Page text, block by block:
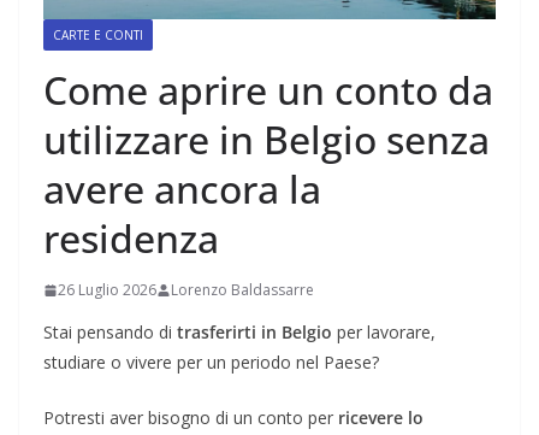
CARTE E CONTI
Come aprire un conto da
utilizzare in Belgio senza
avere ancora la
residenza
26 Luglio 2026 Lorenzo Baldassarre
Stai pensando di trasferirti in Belgio per lavorare,
studiare o vivere per un periodo nel Paese?
Potresti aver bisogno di un conto per ricevere lo